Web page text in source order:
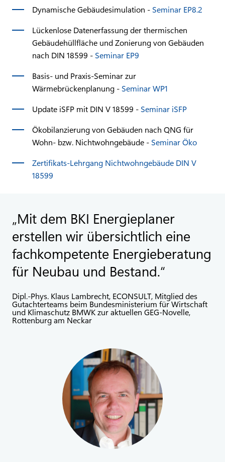
Dynamische Gebäudesimulation -Seminar EP8.2
Lückenlose Datenerfassung der thermischen
Gebäudehüllfläche und Zonierung von Gebäuden
nach DIN 18599 -Seminar EP9
Basis- und Praxis-Seminar zur
Wärmebrückenplanung -Seminar WP1
Update iSFP mit DIN V 18599 -Seminar iSFP
Ökobilanzierung von Gebäuden nach QNG für
Wohn- bzw. Nichtwohngebäude -Seminar Öko
Zertifikats-Lehrgang Nichtwohngebäude DIN V
18599
Mit dem BKI Energieplaner
erstellen wir übersichtlich eine
fachkompetente Energieberatung
für Neubau und Bestand.
Dipl.-Phys. Klaus Lambrecht, ECONSULT, Mitglied des
Gutachterteams beim Bundesministerium für Wirtschaft
und Klimaschutz BMWK zur aktuellen GEG-Novelle,
Rottenburg am Neckar